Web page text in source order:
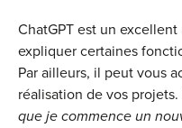
ChatGPT est un excellent
expliquer certaines
Par ailleurs, il peut vous
réalisation de vos projets.
que je commence un